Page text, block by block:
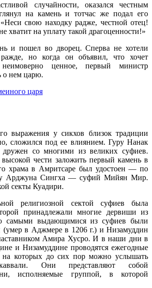
случайности, оказался честным
на камень и тотчас же подал его
свою находку радже, честной отец!
хватит на уплату такой драгоценности!»
и пошел во дворец. Сперва не хотели
но когда он объявил, что хочет
неимоверно ценное, первый министр
о нем царю.
царя
выражения у сикхов близок традиции
сложился под ее влиянием. Гуру Нанак
дружен со многими из великих суфиев.
высокой чести заложить первый камень в
храма в Амритсаре был удостоен — по
Арджуна Сингха — суфий Мийян Мир.
секты Куадири.
религиозной сектой суфиев была
принадлежали многие дервиши из
самыми выдающимися из суфиев были
в Аджмере в 1206 г.) и Низамуддин
Амира Хусро. И в наши дни в
и Низамуддине проводятся ежегодные
на которых до сих пор можно услышать
Они представляют собой
исполняемые группой, в которой